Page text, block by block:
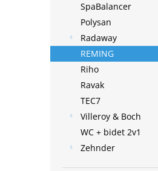
SpaBalancer
Polysan
Radaway
REMING
Riho
Ravak
TEC7
Villeroy & Boch
WC + bidet 2v1
Zehnder